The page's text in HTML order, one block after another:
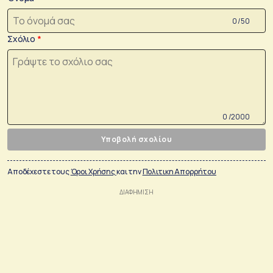
0 /50
Σχόλιο
0 /2000
Υποβολή σχολίου
Αποδέχεστε τουςΌροι Χρήσηςκαι τηνΠολιτικη Απορρήτου